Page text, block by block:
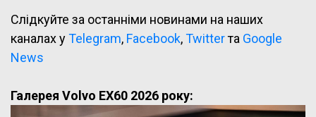
Слідкуйте за останніми новинами на наших
каналах уTelegram, Facebook,Twitterта Google
News
Галерея Volvo EX60 2026 року: